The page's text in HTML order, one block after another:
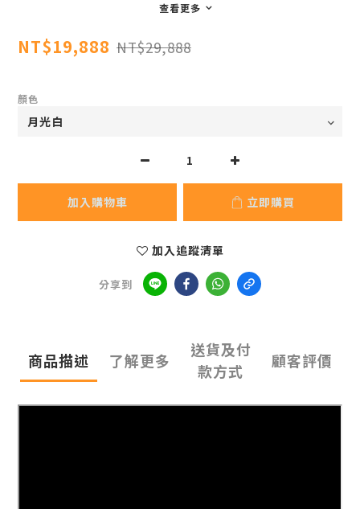
查看更多
NT$19,888 NT$29,888
顏色
加入購物車 立即購買
加入追蹤清單
分享到
商品描述 了解更多
送貨及付
款方式
顧客評價